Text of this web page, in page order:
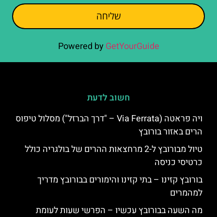
שליחה
Powered by GetYourGuide
חשוב לדעת
ויה פראטה (Via Ferrata – "דרך הברזל") מסלול טיפוס
הרים באזור בורובץ
טיול מבורובץ ל-2 מרחצאות ההרים של בולגריה כולל
כרטיסי כניסה
בורובץ קזינו – בתי קזינו והימורים בבורובץ מדריך
למהמרים
מה השעה בבורובץ עכשיו – הפרשי שעות לעומת